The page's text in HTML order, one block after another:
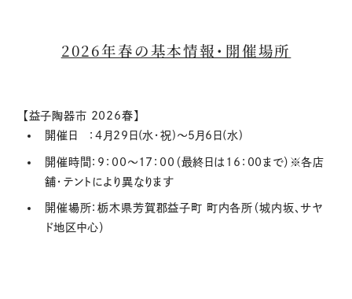
2026年春の基本情報・開催場所
【益子陶器市 2026春】
開催日 ：4月29日(水・祝)～5月6日(水)
開催時間：9：00～17：00（最終日は16：00まで）※各店
舗・テントにより異なります
開催場所：栃木県芳賀郡益子町 町内各所（城内坂、サヤ
ド地区中心）